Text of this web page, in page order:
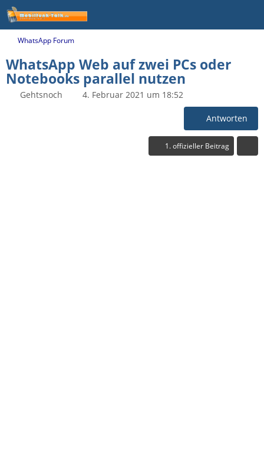
WhatsApp Forum
WhatsApp Web auf zwei PCs oder
Notebooks parallel nutzen
Gehtsnoch 4. Februar 2021 um 18:52
Antworten
1. offizieller Beitrag